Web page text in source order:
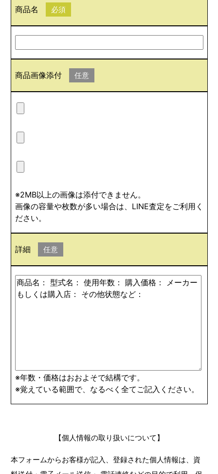
商品名 必須
商品画像添付 任意
※2MB以上の画像は添付できません。
画像の容量や枚数が多い場合は、LINE査定をご利用く
ださい。
詳細 任意
※年数・価格はおおよそで結構です。
※覚えている範囲で、なるべく全てご記入ください。
【個人情報の取り扱いについて】
本フォームからお客様が記入、登録された個人情報は、資